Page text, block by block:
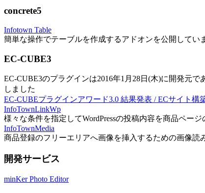
concrete5
Infotown Table
簡単な操作でテーブルを作成するアドオンを公開してい
EC-CUBE3
EC-CUBE3のプラグインは2016年1月28日(木)に開発元
しました
EC-CUBEプラグインアワード3.0 結果発表 / ECサイト
InfoTownLinkWp
様々な条件を指定してWordPressの投稿内容を商品ペー
InfoTownMedia
商品登録のフリーエリアへ画像を挿入するための画像読
開発サービス
minKer Photo Editor